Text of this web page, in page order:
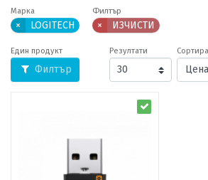
Марка
× LOGITECH
Филтър
× ИЗЧИСТИ
Един продукт
Филтър
Резултати